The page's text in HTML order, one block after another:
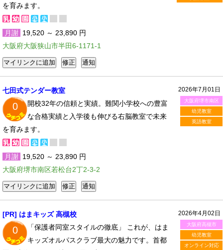
を育みます。
月謝 19,520 ～ 23,890 円
大阪府大阪狭山市半田6-1171-1
2026年7月01日
大阪府堺市南区
幼児教室
英語教室
七田式テンダー教室
0
開校32年の信頼と実績。難関小学校への豊富
な合格実績と入学後も伸びる右脳教室で未来
を育みます。
月謝 19,520 ～ 23,890 円
大阪府堺市南区若松台2丁2-3-2
2026年4月02日
大阪府高槻市
幼児教室
オンライン対応
[PR] はまキッズ 高槻校
0
「保護者同室スタイルの徹底」 これが、はま
キッズオルパスクラブ最大の魅力です。首都